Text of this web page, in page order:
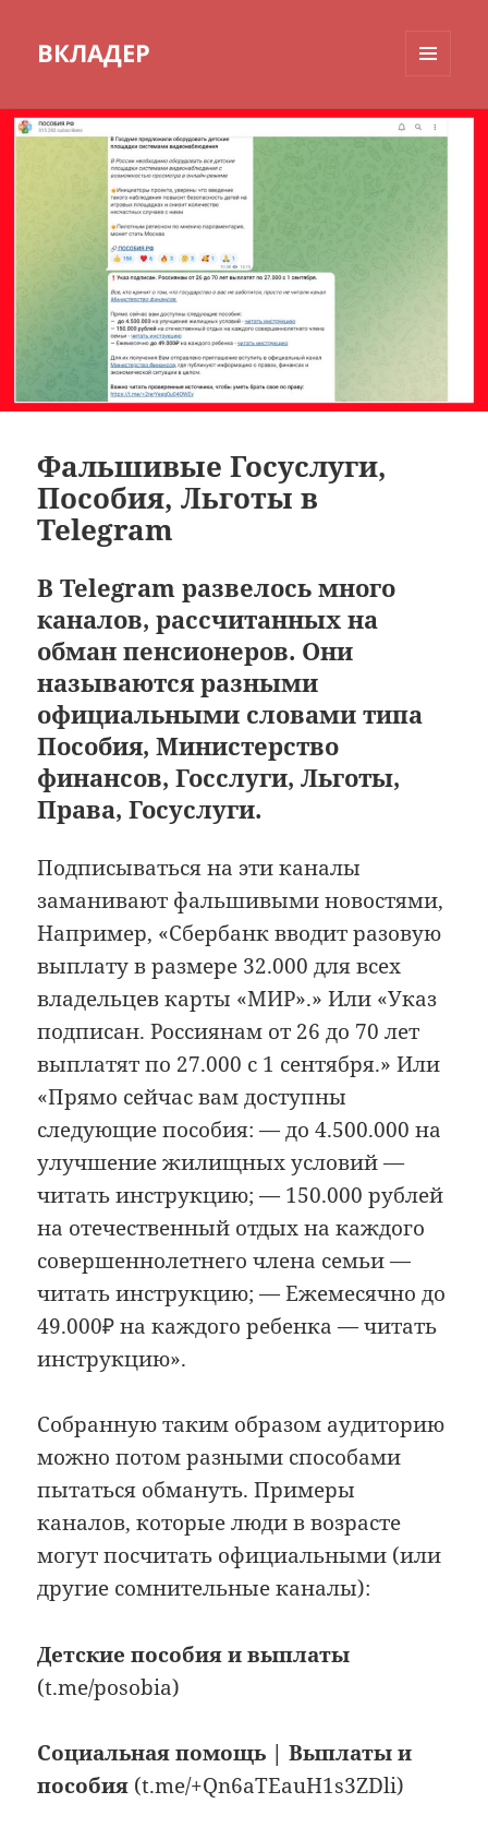
ВКЛАДЕР
ВИДЖЕТЫ
Фальшивые Госуслуги,
Пособия, Льготы в
Telegram
В Telegram развелось много
каналов, рассчитанных на
обман пенсионеров. Они
называются разными
официальными словами типа
Пособия, Министерство
финансов, Госслуги, Льготы,
Права, Госуслуги.
Подписываться на эти каналы
заманивают фальшивыми новостями,
Например, «Сбербанк вводит разовую
выплату в размере 32.000 для всех
владельцев карты «МИР».» Или «Указ
подписан. Россиянам от 26 до 70 лет
выплатят по 27.000 с 1 сентября.» Или
«Прямо сейчас вам доступны
следующие пособия: — до 4.500.000 на
улучшение жилищных условий —
читать инструкцию; — 150.000 рублей
на отечественный отдых на каждого
совершеннолетнего члена семьи —
читать инструкцию; — Ежемесячно до
49.000₽ на каждого ребенка — читать
инструкцию».
Собранную таким образом аудиторию
можно потом разными способами
пытаться обмануть. Примеры
каналов, которые люди в возрасте
могут посчитать официальными (или
другие сомнительные каналы):
Детские пособия и выплаты
(t.me/posobia)
Социальная помощь | Выплаты и
пособия (t.me/+Qn6aTEauH1s3ZDli)